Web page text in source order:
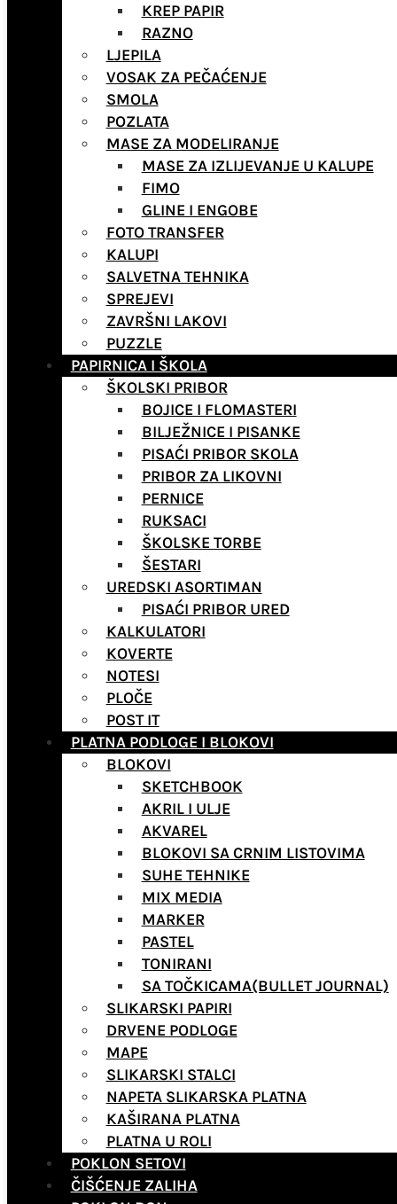
KREP PAPIR
RAZNO
LJEPILA
VOSAK ZA PEČAĆENJE
SMOLA
POZLATA
MASE ZA MODELIRANJE
MASE ZA IZLIJEVANJE U KALUPE
FIMO
GLINE I ENGOBE
FOTO TRANSFER
KALUPI
SALVETNA TEHNIKA
SPREJEVI
ZAVRŠNI LAKOVI
PUZZLE
PAPIRNICA I ŠKOLA
ŠKOLSKI PRIBOR
BOJICE I FLOMASTERI
BILJEŽNICE I PISANKE
PISAĆI PRIBOR SKOLA
PRIBOR ZA LIKOVNI
PERNICE
RUKSACI
ŠKOLSKE TORBE
ŠESTARI
UREDSKI ASORTIMAN
PISAĆI PRIBOR URED
KALKULATORI
KOVERTE
NOTESI
PLOČE
POST IT
PLATNA PODLOGE I BLOKOVI
BLOKOVI
SKETCHBOOK
AKRIL I ULJE
AKVAREL
BLOKOVI SA CRNIM LISTOVIMA
SUHE TEHNIKE
MIX MEDIA
MARKER
PASTEL
TONIRANI
SA TOČKICAMA(BULLET JOURNAL)
SLIKARSKI PAPIRI
DRVENE PODLOGE
MAPE
SLIKARSKI STALCI
NAPETA SLIKARSKA PLATNA
KAŠIRANA PLATNA
PLATNA U ROLI
POKLON SETOVI
ČIŠĆENJE ZALIHA